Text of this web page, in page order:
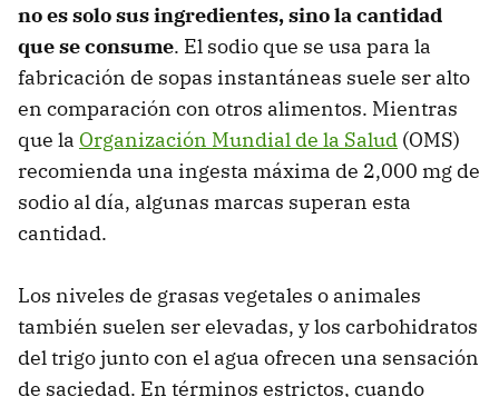
no es solo sus ingredientes, sino la cantidad
que se consume. El sodio que se usa para la
fabricación de sopas instantáneas suele ser alto
en comparación con otros alimentos. Mientras
que la Organización Mundial de la Salud (OMS)
recomienda una ingesta máxima de 2,000 mg de
sodio al día, algunas marcas superan esta
cantidad.
Los niveles de grasas vegetales o animales
también suelen ser elevadas, y los carbohidratos
del trigo junto con el agua ofrecen una sensación
de saciedad. En términos estrictos, cuando